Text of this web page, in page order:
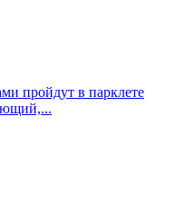
пройдут в парклете